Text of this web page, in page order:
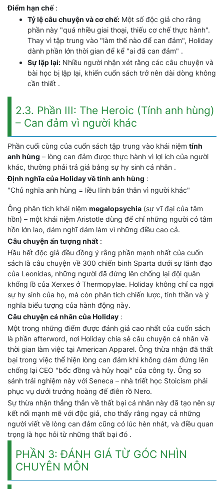
Điểm hạn chế:
Tỷ lệ câu chuyện và cơ chế: Một số độc giả cho rằng
phần này "quá nhiều giai thoại, thiếu cơ chế thực hành".
Thay vì tập trung vào "làm thế nào để can đảm", Holiday
dành phần lớn thời gian để kể "ai đã can đảm" .
Sự lặp lại: Nhiều người nhận xét rằng các câu chuyện và
bài học bị lặp lại, khiến cuốn sách trở nên dài dòng không
cần thiết .
2.3. Phần III: The Heroic (Tính anh hùng)
– Can đảm vì người khác
Phần cuối cùng của cuốn sách tập trung vào khái niệm tính
anh hùng – lòng can đảm được thực hành vì lợi ích của người
khác, thường phải trả giá bằng sự hy sinh cá nhân .
Định nghĩa của Holiday về tính anh hùng :
"Chủ nghĩa anh hùng = liều lĩnh bản thân vì người khác"
Ông phân tích khái niệm megalopsychia (sự vĩ đại của tâm
hồn) – một khái niệm Aristotle dùng để chỉ những người có tâm
hồn lớn lao, dám nghĩ dám làm vì những điều cao cả.
Câu chuyện ấn tượng nhất :
Hầu hết độc giả đều đồng ý rằng phần mạnh nhất của cuốn
sách là câu chuyện về 300 chiến binh Sparta dưới sự lãnh đạo
của Leonidas, những người đã đứng lên chống lại đội quân
khổng lồ của Xerxes ở Thermopylae. Holiday không chỉ ca ngợi
sự hy sinh của họ, mà còn phân tích chiến lược, tinh thần và ý
nghĩa biểu tượng của hành động này.
Câu chuyện cá nhân của Holiday :
Một trong những điểm được đánh giá cao nhất của cuốn sách
là phần afterword, nơi Holiday chia sẻ câu chuyện cá nhân về
thời gian làm việc tại American Apparel. Ông thừa nhận đã thất
bại trong việc thể hiện lòng can đảm khi không dám đứng lên
chống lại CEO "bốc đồng và hủy hoại" của công ty. Ông so
sánh trải nghiệm này với Seneca – nhà triết học Stoicism phải
phục vụ dưới trướng hoàng đế điên rồ Nero.
Sự thừa nhận thẳng thắn về thất bại cá nhân này đã tạo nên sự
kết nối mạnh mẽ với độc giả, cho thấy rằng ngay cả những
người viết về lòng can đảm cũng có lúc hèn nhát, và điều quan
trọng là học hỏi từ những thất bại đó .
PHẦN 3: ĐÁNH GIÁ TỪ GÓC NHÌN
CHUYÊN MÔN